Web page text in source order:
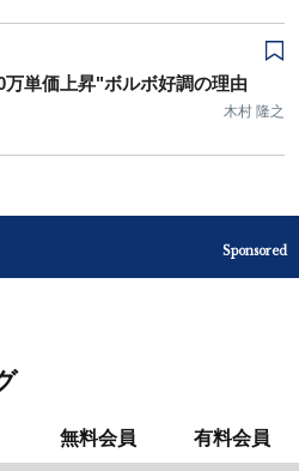
万単価上昇"ボルボ好調の理由
木村 隆之
Sponsored
無料会員 有料会員